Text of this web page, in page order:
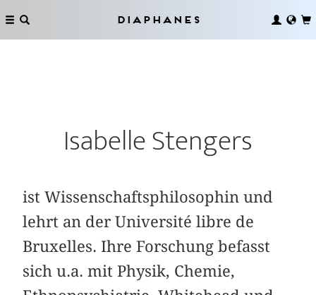
Diaphanes
Isabelle Stengers
ist Wissenschaftsphilosophin und
lehrt an der Université libre de
Bruxelles. Ihre Forschung befasst
sich u.a. mit Physik, Chemie,